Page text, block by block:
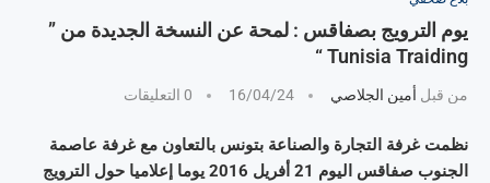
يوم الترويج بصفاقس : لمحة عن النسخة الجديدة من ”
Tunisia Traiding “
من قبل أمين الجلاصي 16/04/24 0 التعليقات
نظمت غرفة التجارة والصناعة بتونس بالتعاون مع غرفة عاصمة
الجنوب صفاقس اليوم 21 أفريل 2016 يوما إعلاميا حول الترويج